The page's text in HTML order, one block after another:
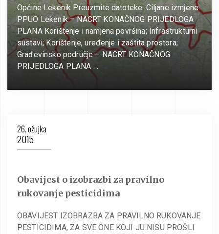
Općine Lekenik Preuzmite datoteke: Ciljane izmjene
PPUO Lekenik – NACRT KONAČNOG PRIJEDLOGA
PLANA Korištenje i namjena površina; Infrastrukturni
sustavi; Korištenje, uređenje i zaštita prostora;
Građevinsko područje – NACRT KONAČNOG
PRIJEDLOGA PLANA …
26. ožujka
2015
Obavijest o izobrazbi za pravilno
rukovanje pesticidima
OBAVIJEST IZOBRAZBA ZA PRAVILNO RUKOVANJE
PESTICIDIMA, ZA SVE ONE KOJI JU NISU PROŠLI